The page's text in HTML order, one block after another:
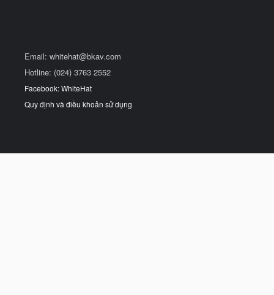
Email: whitehat@bkav.com
Hotline: (024) 3763 2552
Facebook: WhiteHat
Quy định và điều khoản sử dụng